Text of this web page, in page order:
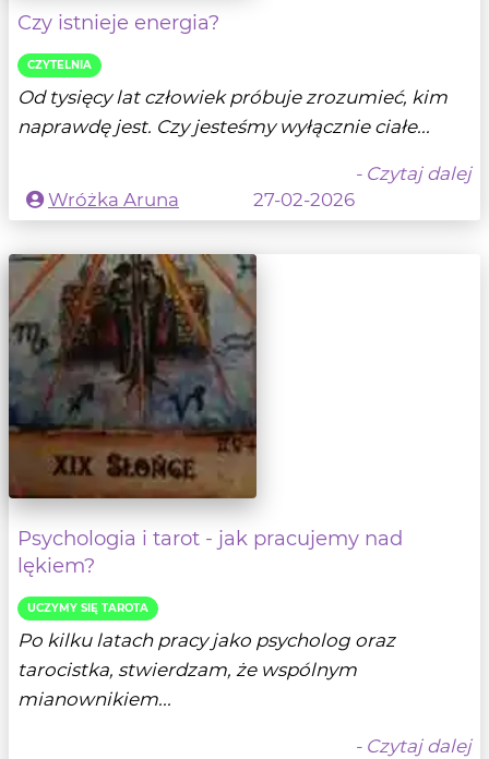
Czy istnieje energia?
CZYTELNIA
Od tysięcy lat człowiek próbuje zrozumieć, kim
naprawdę jest. Czy jesteśmy wyłącznie ciałe...
- Czytaj dalej
Wróżka Aruna
27-02-2026
Psychologia i tarot - jak pracujemy nad
lękiem?
UCZYMY SIĘ TAROTA
Po kilku latach pracy jako psycholog oraz
tarocistka, stwierdzam, że wspólnym
mianownikiem...
- Czytaj dalej